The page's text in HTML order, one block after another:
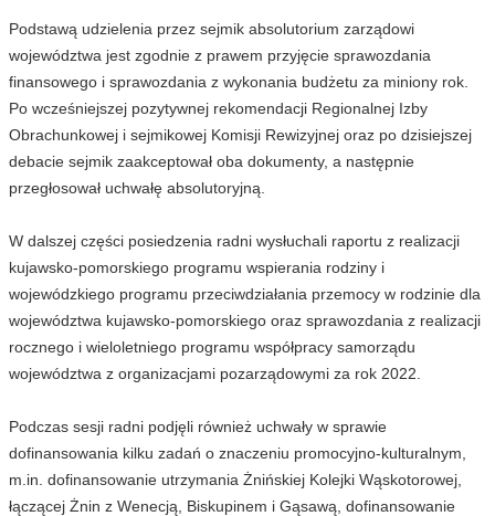
Podstawą udzielenia przez sejmik absolutorium zarządowi
województwa jest zgodnie z prawem przyjęcie sprawozdania
finansowego i sprawozdania z wykonania budżetu za miniony rok.
Po wcześniejszej pozytywnej rekomendacji Regionalnej Izby
Obrachunkowej i sejmikowej Komisji Rewizyjnej oraz po dzisiejszej
debacie sejmik zaakceptował oba dokumenty, a następnie
przegłosował uchwałę absolutoryjną.
W dalszej części posiedzenia radni wysłuchali raportu z realizacji
kujawsko-pomorskiego programu wspierania rodziny i
wojewódzkiego programu przeciwdziałania przemocy w rodzinie dla
województwa kujawsko-pomorskiego oraz sprawozdania z realizacji
rocznego i wieloletniego programu współpracy samorządu
województwa z organizacjami pozarządowymi za rok 2022.
Podczas sesji radni podjęli również uchwały w sprawie
dofinansowania kilku zadań o znaczeniu promocyjno-kulturalnym,
m.in. dofinansowanie utrzymania Żnińskiej Kolejki Wąskotorowej,
łączącej Żnin z Wenecją, Biskupinem i Gąsawą, dofinansowanie